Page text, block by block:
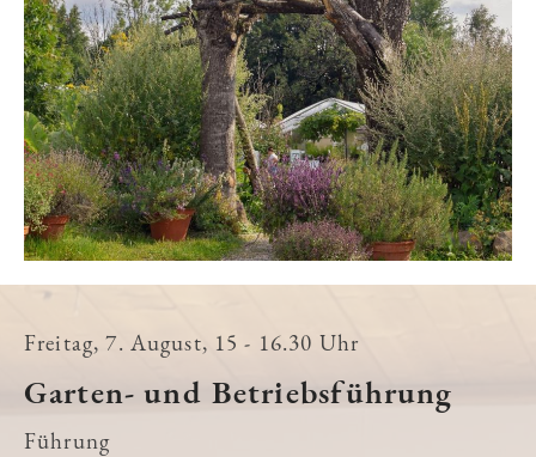
Freitag, 7. August, 15 - 16.30 Uhr
Garten- und Betriebsführung
Führung